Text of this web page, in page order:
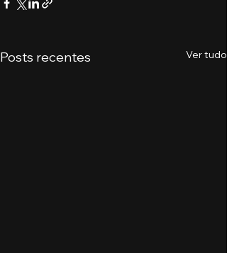
Posts recentes Ver tudo